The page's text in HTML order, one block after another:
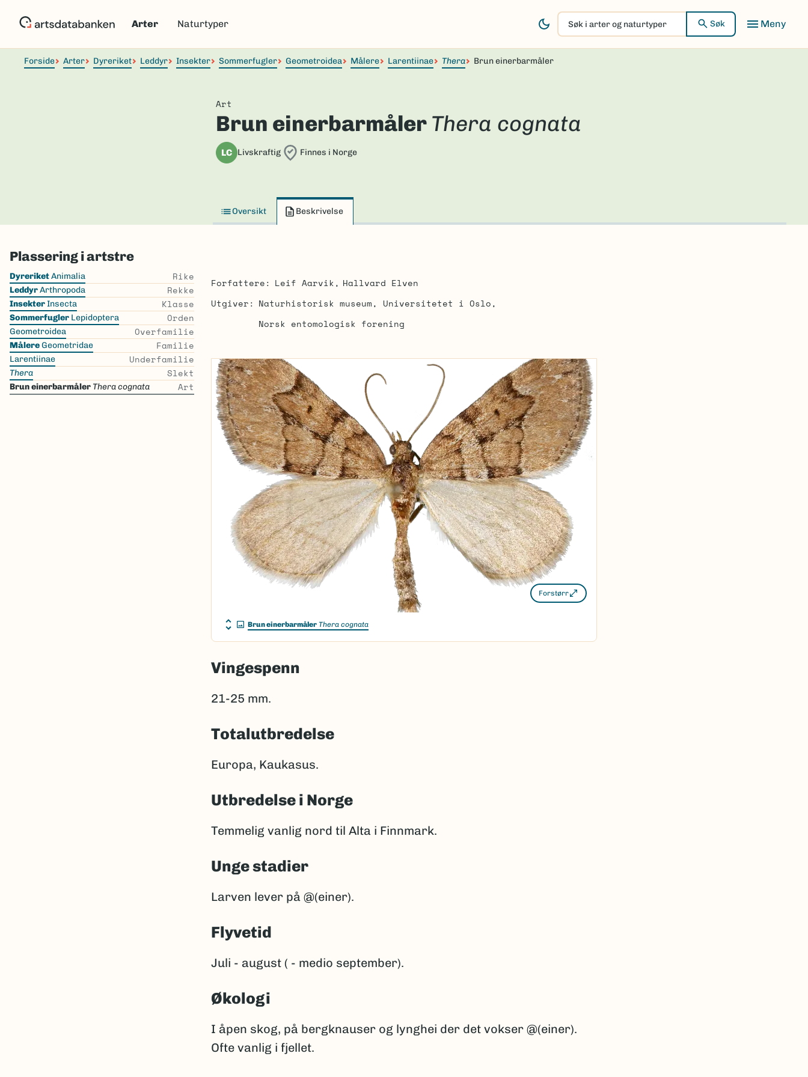
Arter Naturtyper
Søk
i
arter
Søk
Forside Arter Dyreriket Leddyr Insekter Sommerfugler Geometroidea Målere Larentiinae Thera Brun einerbarmåler
Art
Brun einerbarmåler Thera cognata
LC Livskraftig Finnes i Norge
Oversikt Beskrivelse
Plassering i artstre
Skip
the
list
DyreriketAnimalia Rike
LeddyrArthropoda Rekke
InsekterInsecta Klasse
Sommerfugler Lepidoptera Orden
Geometroidea Overfamilie
MålereGeometridae Familie
Larentiinae Underfamilie
Thera Slekt
Brun einerbarmåler Thera cognata Art
Forfattere Leif Aarvik
Hallvard Elven
Utgiver
Naturhistorisk museum, Universitetet i Oslo
Norsk entomologisk forening
Forstørr
Brun einerbarmåler Thera cognata
Vingespenn
21-25 mm.
Totalutbredelse
Europa, Kaukasus.
Utbredelse i Norge
Temmelig vanlig nord til Alta i Finnmark.
Unge stadier
Larven lever på @(einer).
Flyvetid
Juli - august ( - medio september).
Økologi
I åpen skog, på bergknauser og lynghei der det vokser @(einer).
Ofte vanlig i fjellet.